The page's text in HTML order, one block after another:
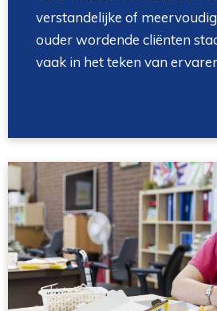
verstandelijke of
ouder wordende cliënten
vaak in het teken van